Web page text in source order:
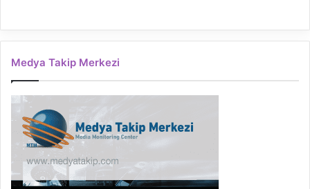
Medya Takip Merkezi